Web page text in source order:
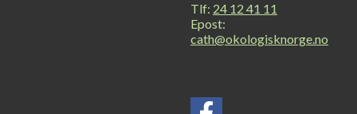
Tlf: 24 12 41 11
Epost:
cath@okologisknorge.no